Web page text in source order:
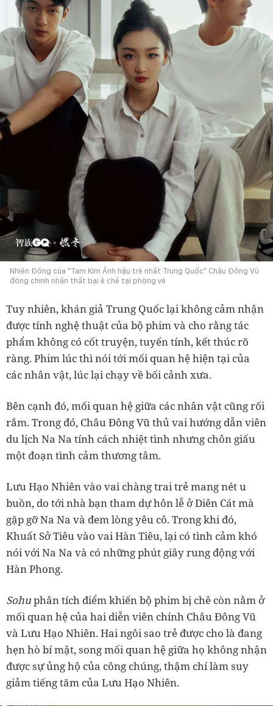
Nhiên Đông của "Tam Kim Ảnh hậu trẻ nhất Trung Quốc" Châu Đông Vũ
đóng chính nhận thất bại ê chề tại phòng vé
Tuy nhiên, khán giả Trung Quốc lại không cảm nhận
được tính nghệ thuật của bộ phim và cho rằng tác
phẩm không có cốt truyện, tuyến tính, kết thúc rõ
ràng. Phim lúc thì nói tới mối quan hệ hiện tại của
các nhân vật, lúc lại chạy về bối cảnh xưa.
Bên cạnh đó, mối quan hệ giữa các nhân vật cũng rối
rắm. Trong đó, Châu Đông Vũ thủ vai hướng dẫn viên
du lịch Na Na tính cách nhiệt tình nhưng chôn giấu
một đoạn tình cảm thương tâm.
Lưu Hạo Nhiên vào vai chàng trai trẻ mang nét u
buồn, do tới nhà bạn tham dự hôn lễ ở Diên Cát mà
gặp gỡ Na Na và đem lòng yêu cô. Trong khi đó,
Khuất Sở Tiêu vào vai Hàn Tiêu, lại có tình cảm khó
nói với Na Na và có những phút giây rung động với
Hàn Phong.
Sohuphân tích điểm khiến bộ phim bị chê còn nằm ở
mối quan hệ của hai diễn viên chính Châu Đông Vũ
và Lưu Hạo Nhiên. Hai ngôi sao trẻ được cho là đang
hẹn hò bí mật, song mối quan hệ giữa họ không nhận
được sự ủng hộ của công chúng, thậm chí làm suy
giảm tiếng tăm của Lưu Hạo Nhiên.